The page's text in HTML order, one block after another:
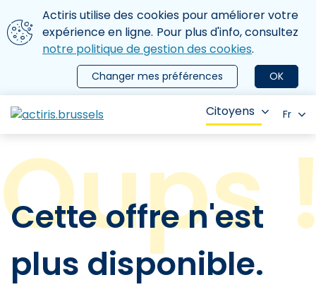
Aller au contenu principal
Nous utilisons des cookies
Actiris utilise des cookies pour améliorer votre
expérience en ligne. Pour plus d'info, consultez
notre politique de gestion des cookies.
OK
Changer mes préférences
le menu
Citoyens Fr
Cette offre n'est
plus disponible.